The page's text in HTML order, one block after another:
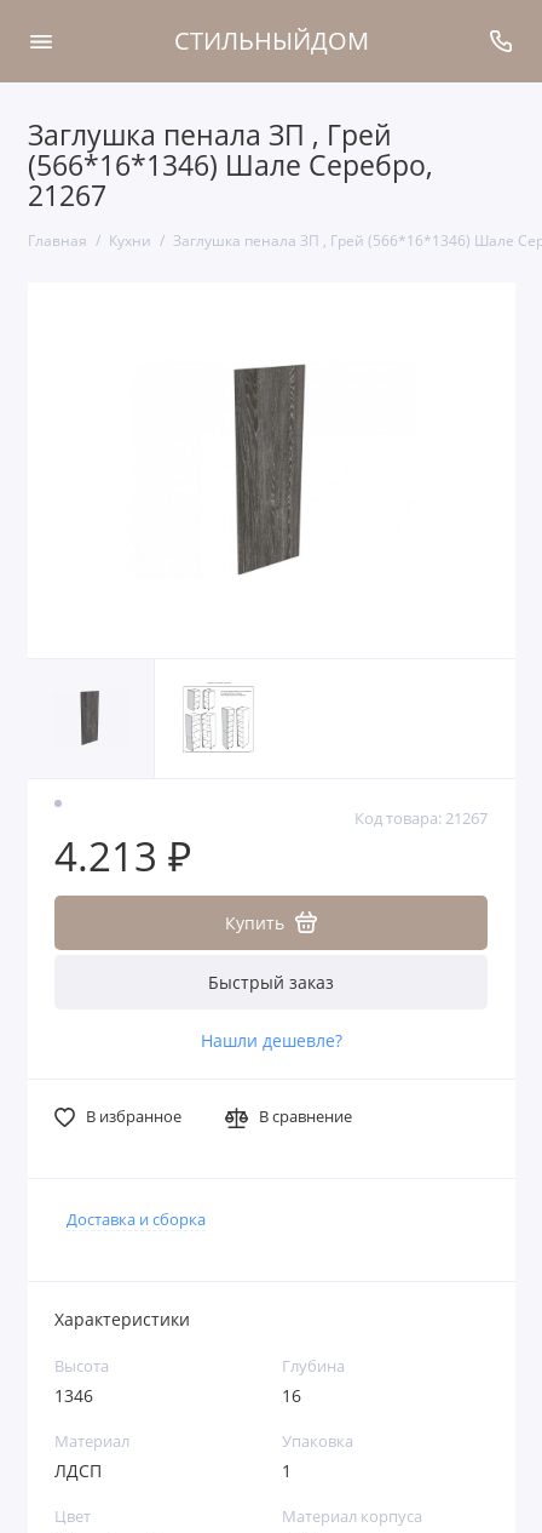
СТИЛЬНЫЙДОМ
Заглушка пенала ЗП , Грей
(566*16*1346) Шале Серебро,
21267
Главная Кухни Заглушка пенала ЗП , Грей (566*16*1346) Шале
Код товара: 21267
4.213 ₽
Купить
Быстрый заказ
Нашли дешевле?
В избранное В сравнение
Доставка и сборка
Характеристики
Высота
1346
Глубина
16
Материал
ЛДСП
Упаковка
1
Цвет Материал корпуса